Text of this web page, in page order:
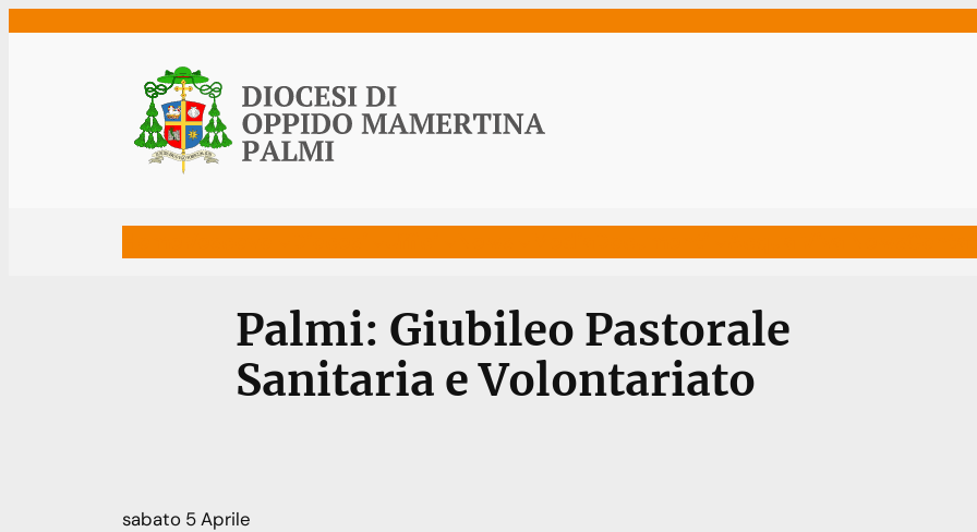
Palmi: Giubileo Pastorale
Sanitaria e Volontariato
sabato 5Aprile